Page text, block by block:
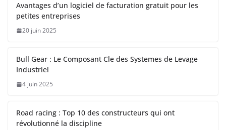
Avantages d’un logiciel de facturation gratuit pour les
petites entreprises
20 juin 2025
Bull Gear : Le Composant Cle des Systemes de Levage
Industriel
4 juin 2025
Road racing : Top 10 des constructeurs qui ont
révolutionné la discipline